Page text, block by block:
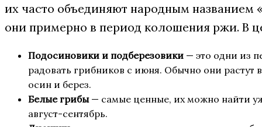
их часто объединяют народным названием
они примерно в период колошения ржи. В
Подосиновики и подберезовики — это одни из
радовать грибников с июня. Обычно они растут
осин и берез.
Белые грибы— самые ценные, их можно найти
август-сентябрь.